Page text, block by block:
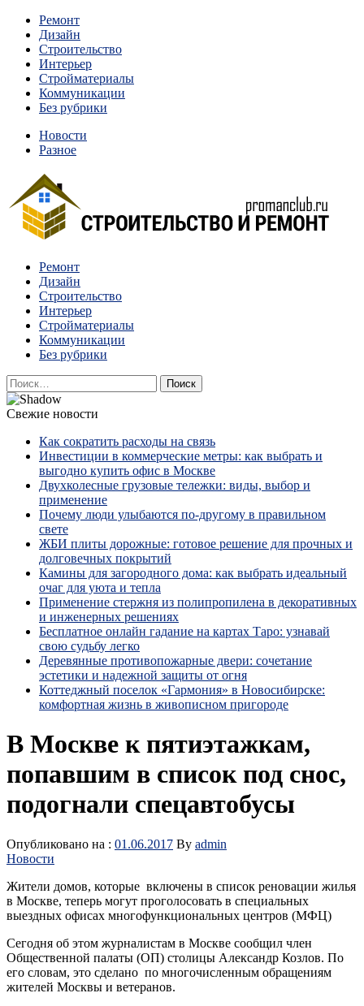
Перейти
содержимому
Ремонт
Дизайн
Строительство
Интерьер
Стройматериалы
Коммуникации
Без рубрики
Новости
Разное
Строительство и ремонт
Квартиры и дома, в которых живут разные люди, очень
отличаются между собой.
Ремонт
Дизайн
Строительство
Интерьер
Стройматериалы
Коммуникации
Без рубрики
Найти:
Свежие новости
Как сократить расходы на связь
Инвестиции в коммерческие метры: как выбрать и
выгодно купить офис в Москве
Двухколесные грузовые тележки: виды, выбор и
применение
Почему люди улыбаются по‑другому в правильном
свете
ЖБИ плиты дорожные: готовое решение для прочных и
долговечных покрытий
Камины для загородного дома: как выбрать идеальный
очаг для уюта и тепла
Применение стержня из полипропилена в декоративных
и инженерных решениях
Бесплатное онлайн гадание на картах Таро: узнавай
свою судьбу легко
Деревянные противопожарные двери: сочетание
эстетики и надежной защиты от огня
Коттеджный поселок «Гармония» в Новосибирске:
комфортная жизнь в живописном пригороде
В Москве к пятиэтажкам,
попавшим в список под снос,
подогнали спецавтобусы
Опубликовано на : 01.06.2017 By admin
Новости
Жители домов, которые включены в список реновации жилья
в Москве, теперь могут проголосовать в специальных
выездных офисах многофункциональных центров (МФЦ)
Сегодня об этом журналистам в Москве сообщил член
Общественной палаты (ОП) столицы Александр Козлов. По
его словам, это сделано по многочисленным обращениям
жителей Москвы и ветеранов.